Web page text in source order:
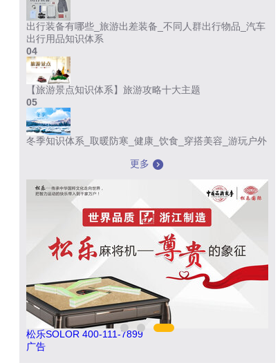
出行装备有哪些_旅游出差装备_不同人群出行物品_汽车
出行用品知识体系
04
【旅游景点知识体系】旅游攻略十大主题
05
冬季知识体系_取暖防寒_健康_饮食_穿搭美容_游玩户外
更多
今顶KIND 400-826-5225
广告